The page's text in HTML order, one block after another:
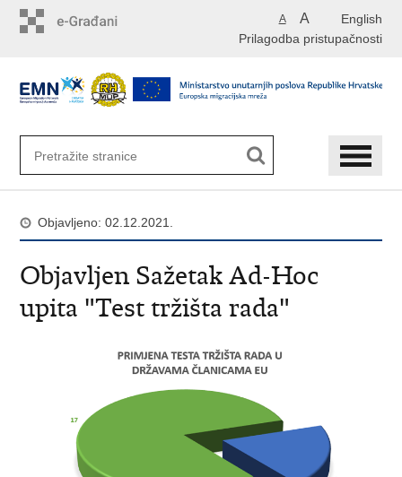
English
A A
Prilagodba pristupačnosti
Objavljeno: 02.12.2021.
Objavljen Sažetak Ad-Hoc
upita "Test tržišta rada"